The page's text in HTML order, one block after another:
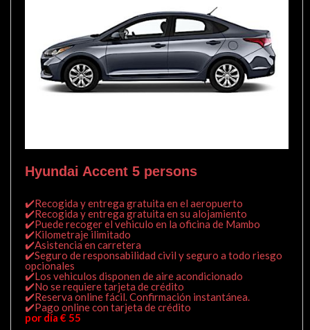
Hyundai Accent 5 persons
✔️Recogida y entrega gratuita en el aeropuerto
✔️Recogida y entrega gratuita en su alojamiento
✔️Puede recoger el vehiculo en la oficina de Mambo
✔️Kilometraje ilimitado
✔️Asistencia en carretera
✔️Seguro de responsabilidad civil y seguro a todo riesgo
opcionales
✔️Los vehiculos disponen de aire acondicionado
✔️No se requiere tarjeta de crédito
✔️Reserva online fácil. Confirmación instantánea.
✔️Pago online con tarjeta de crédito
por día € 55